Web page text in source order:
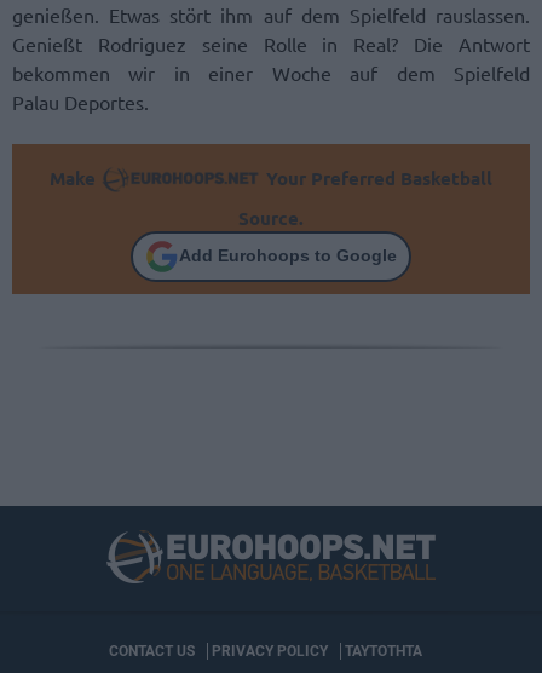
genießen. Etwas stört ihm auf dem Spielfeld rauslassen.
Genießt Rodriguez seine Rolle in Real? Die Antwort
bekommen wir in einer Woche auf dem Spielfeld
Palau Deportes.
Make
Your Preferred Basketball
Source.
Add Eurohoops to Google
CONTACT US PRIVACY POLICY ΤΑΥΤΟΤΗΤΑ